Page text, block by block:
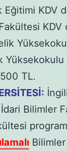
Eğitimi KDV
KDV
Yüksekokulu
TL.
Bilimler